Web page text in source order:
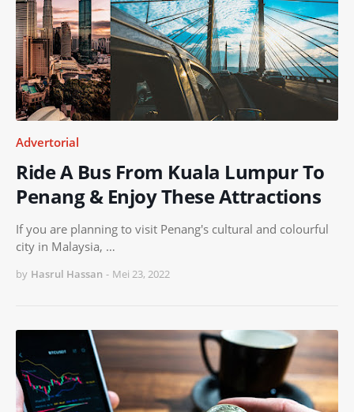
Advertorial
Ride A Bus From Kuala Lumpur To
Penang & Enjoy These Attractions
If you are planning to visit Penang's cultural and colourful
city in Malaysia, …
by Hasrul Hassan - Mei 23, 2022